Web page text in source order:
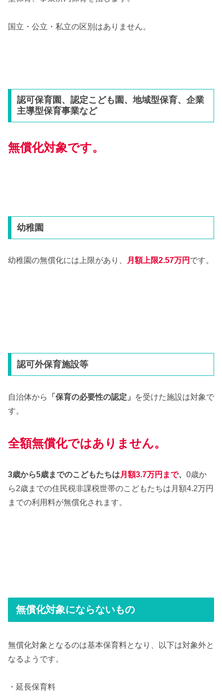
国立・公立・私立の区別はありません。
認可保育園、認定こども園、地域型保育、企業
主導型保育事業など
無償化対象です。
幼稚園
幼稚園の無償化には上限があり、 月額上限2.57万円 です。
認可外保育施設等
自治体から 「保育の必要性の認定」
を受けた施設は対象で
す。
全額無償化ではありません。
3歳から5歳までのこどもたちは月額3.7万円まで、 0歳か
ら2歳までの住民税非課税世帯のこどもたちは月額4.2万円
までの利用料が無償化されます。
無償化対象にならないもの
無償化対象となるのは基本保育料となり、以下は対象外と
なるようです。
・延長保育料